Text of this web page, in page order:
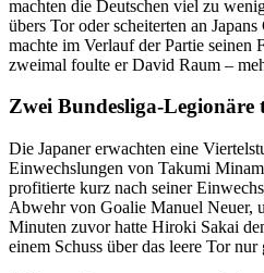
machten die Deutschen viel zu
übers Tor oder scheiterten an
machte im Verlauf der Partie seinen
zweimal foulte er David Raum –
Zwei Bundesliga-
Die Japaner erwachten eine
Einwechslungen von Takumi
profitierte kurz nach seiner
Abwehr von Goalie Manuel Neuer,
Minuten zuvor hatte Hiroki Sakai
einem Schuss über das leere Tor